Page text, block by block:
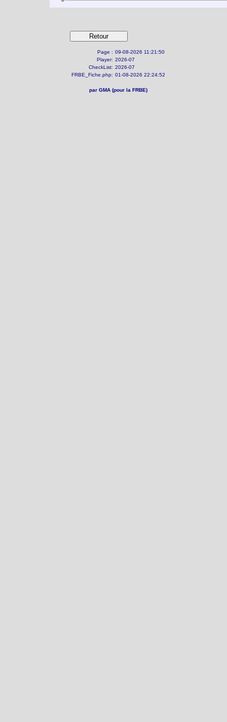
Page : 09-08-2026 11:21:50
Player: 2026-07
CheckList: 2026-07
FRBE_Fiche.php: 01-08-2026 22:24:52
par GMA (pour la FRBE)